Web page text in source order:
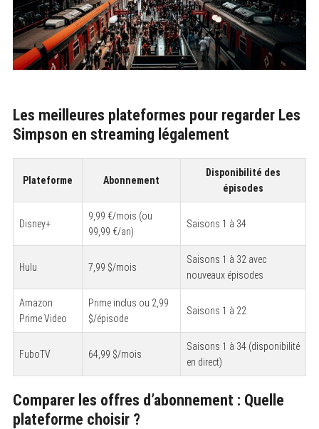
Les meilleures plateformes pour regarder Les
Simpson en streaming légalement
Plateforme Abonnement
Disponibilité des
épisodes
Disney+
9,99 €/mois (ou
99,99 €/an)
Saisons 1 à 34
Hulu 7,99 $/mois
Saisons 1 à 32 avec
nouveaux épisodes
Amazon
Prime Video
Prime inclus ou 2,99
$/épisode
Saisons 1 à 22
FuboTV 64,99 $/mois
Saisons 1 à 34 (disponibilité
en direct)
Comparer les offres d’abonnement : Quelle
plateforme choisir ?